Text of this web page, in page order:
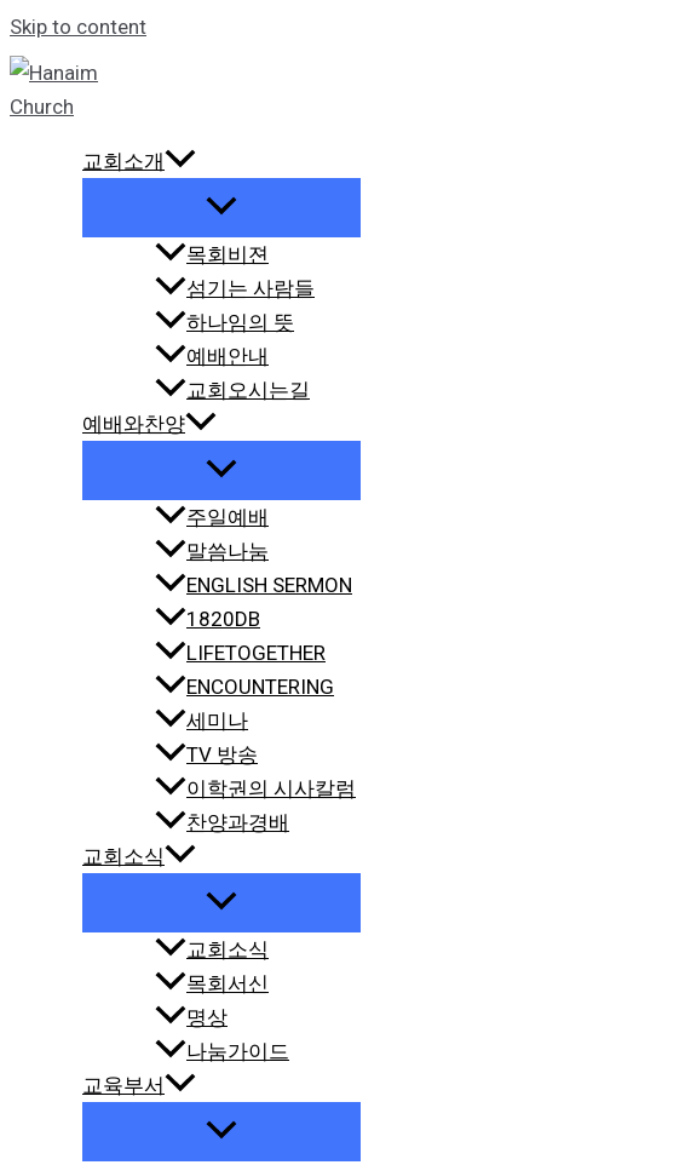
Skip to content
교회소개
목회비젼
섬기는 사람들
하나임의 뜻
예배안내
교회오시는길
예배와찬양
주일예배
말씀나눔
ENGLISH SERMON
1820DB
LIFETOGETHER
ENCOUNTERING
세미나
TV 방송
이학권의 시사칼럼
찬양과경배
교회소식
교회소식
목회서신
명상
나눔가이드
교육부서